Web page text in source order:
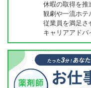
休暇の取得を推
観劇や一流ホテ
従業員を満足さ
キャリアアド